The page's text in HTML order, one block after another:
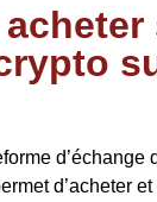
d’échange
d’acheter